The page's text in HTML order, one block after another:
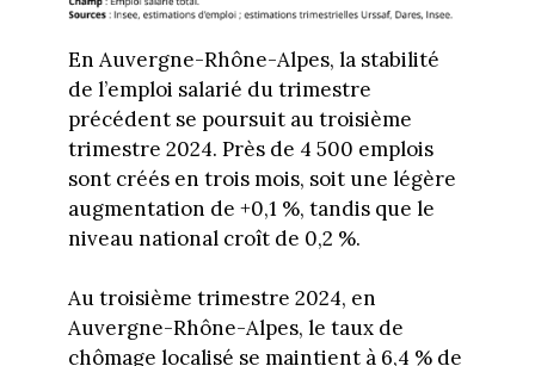
En Auvergne-Rhône-Alpes, la stabilité
de l’emploi salarié du trimestre
précédent se poursuit au troisième
trimestre 2024. Près de 4 500 emplois
sont créés en trois mois, soit une légère
augmentation de +0,1 %, tandis que le
niveau national croît de 0,2 %.
Au troisième trimestre 2024, en
Auvergne-Rhône-Alpes, le taux de
chômage localisé se maintient à 6,4 % de